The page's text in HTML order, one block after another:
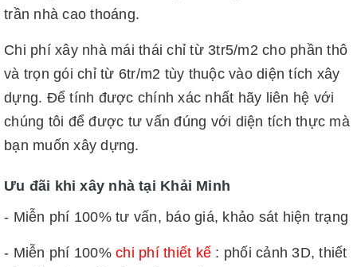
trần nhà cao thoáng.
Chi phí xây nhà mái thái chỉ từ 3tr5/m2 cho phần thô
và trọn gói chỉ từ 6tr/m2 tùy thuộc vào diện tích xây
dựng. Để tính được chính xác nhất hãy liên hệ với
chúng tôi để được tư vấn đúng với diện tích thực mà
bạn muốn xây dựng.
Ưu đãi khi xây nhà tại Khải Minh
- Miễn phí 100% tư vấn, báo giá, khảo sát hiện trạng
- Miễn phí 100% chi phí thiết kế : phối cảnh 3D, thiết